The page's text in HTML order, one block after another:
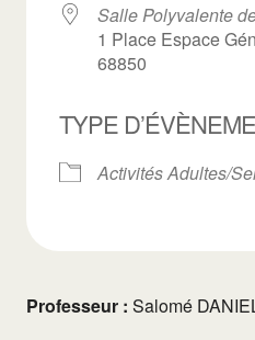
Salle Polyvalente
1 Place Espace
68850
TYPE
Activités Adultes/
Professeur : Salomé